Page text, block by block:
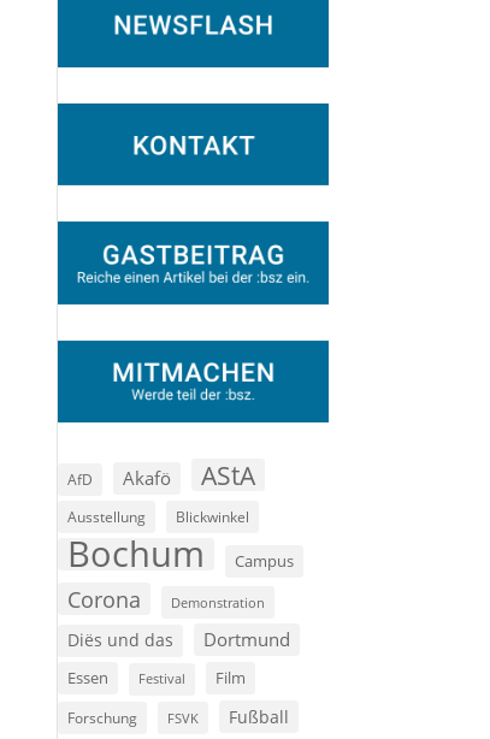
AfD Akafö AStA
Ausstellung Blickwinkel
Bochum Campus
Corona Demonstration
Diës und das Dortmund
Essen Festival Film
Forschung FSVK Fußball